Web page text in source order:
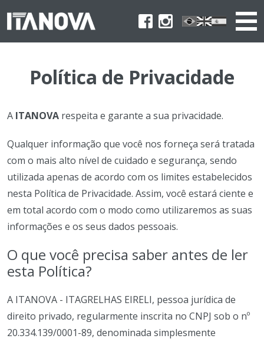
Política de Privacidade
A ITANOVA respeita e garante a sua privacidade.
Qualquer informação que você nos forneça será tratada
com o mais alto nível de cuidado e segurança, sendo
utilizada apenas de acordo com os limites estabelecidos
nesta Política de Privacidade. Assim, você estará ciente e
em total acordo com o modo como utilizaremos as suas
informações e os seus dados pessoais.
O que você precisa saber antes de ler
esta Política?
A ITANOVA - ITAGRELHAS EIRELI, pessoa jurídica de
direito privado, regularmente inscrita no CNPJ sob o nº
20.334.139/0001-89, denominada simplesmente